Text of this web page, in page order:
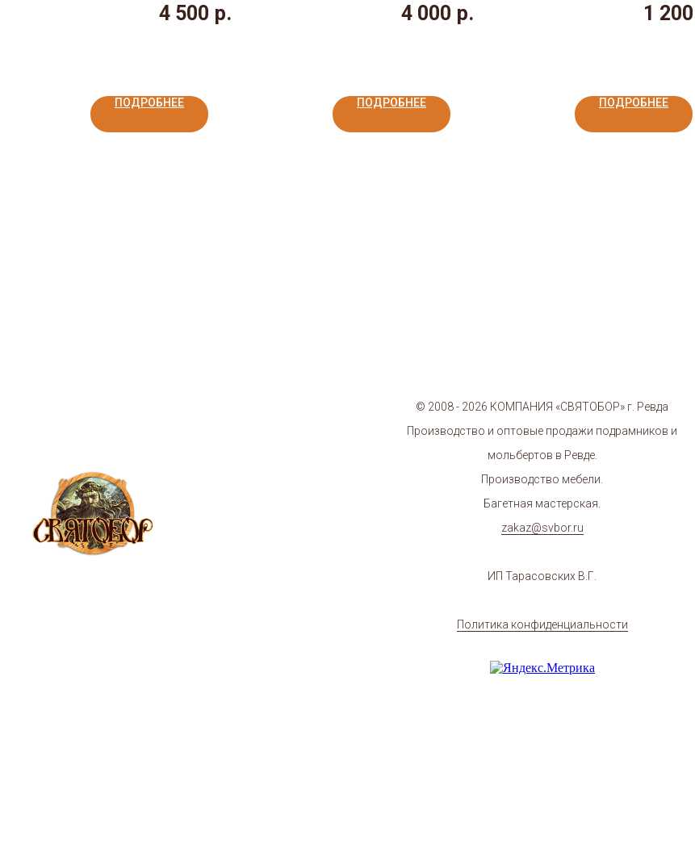
4 500 р.
ПОДРОБНЕЕ
4 000 р.
ПОДРОБНЕЕ
1 200
ПОДРОБНЕЕ
© 2008 - 2026 КОМПАНИЯ «СВЯТОБОР» г. Ревда
Производство и оптовые продажи подрамников и
мольбертов в Ревде.
Производство мебели.
Багетная мастерская.
zakaz@svbor.ru
ИП Тарасовских В.Г.
Политика конфиденциальности